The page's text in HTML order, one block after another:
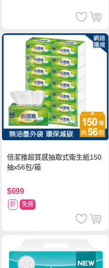
倍潔雅超質感抽取式衛生紙150
抽x56包/箱
$699
折 免運